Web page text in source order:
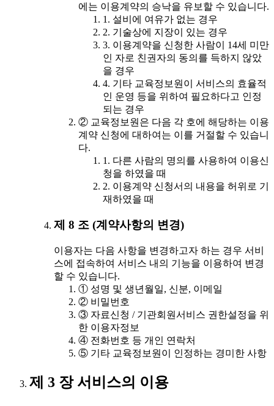
에는 이용계약의 승낙을 유보할 수 있습니다.
1. 설비에 여유가 없는 경우
2. 기술상에 지장이 있는 경우
3. 이용계약을 신청한 사람이 14세 미만
인 자로 친권자의 동의를 득하지 않았
을 경우
4. 기타 교육정보원이 서비스의 효율적
인 운영 등을 위하여 필요하다고 인정
되는 경우
② 교육정보원은 다음 각 호에 해당하는 이용
계약 신청에 대하여는 이를 거절할 수 있습니
다.
1. 다른 사람의 명의를 사용하여 이용신
청을 하였을 때
2. 이용계약 신청서의 내용을 허위로 기
재하였을 때
제 8 조 (계약사항의 변경)
이용자는 다음 사항을 변경하고자 하는 경우 서비
스에 접속하여 서비스 내의 기능을 이용하여 변경
할 수 있습니다.
① 성명 및 생년월일, 신분, 이메일
② 비밀번호
③ 자료신청 / 기관회원서비스 권한설정을 위
한 이용자정보
④ 전화번호 등 개인 연락처
⑤ 기타 교육정보원이 인정하는 경미한 사항
제 3 장 서비스의 이용